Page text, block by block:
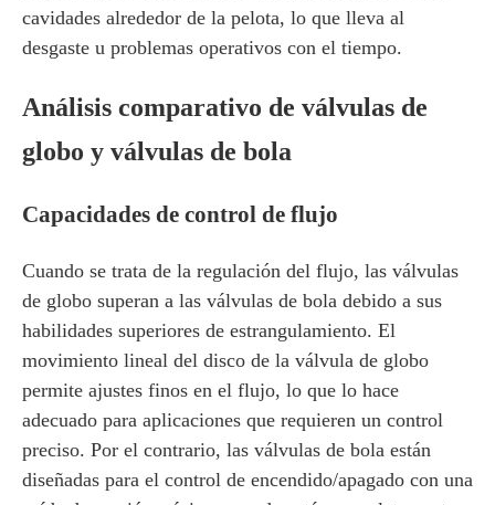
cavidades alrededor de la pelota, lo que lleva al
desgaste u problemas operativos con el tiempo.
Análisis comparativo de válvulas de
globo y válvulas de bola
Capacidades de control de flujo
Cuando se trata de la regulación del flujo, las válvulas
de globo superan a las válvulas de bola debido a sus
habilidades superiores de estrangulamiento. El
movimiento lineal del disco de la válvula de globo
permite ajustes finos en el flujo, lo que lo hace
adecuado para aplicaciones que requieren un control
preciso. Por el contrario, las válvulas de bola están
diseñadas para el control de encendido/apagado con una